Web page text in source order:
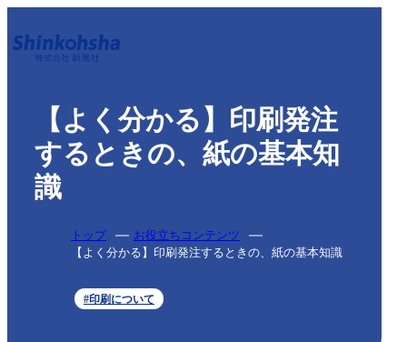
【よく分かる】印刷発注
するときの、紙の基本知
識
トップ
お役立ちコンテンツ
【よく分かる】印刷発注するときの、紙の基本知識
#印刷について